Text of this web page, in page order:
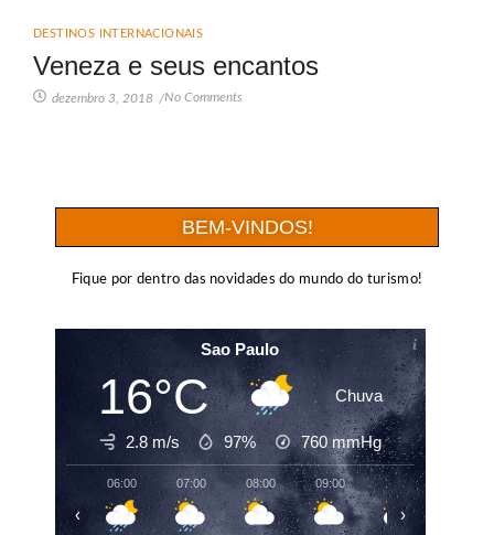
DESTINOS INTERNACIONAIS
Veneza e seus encantos
dezembro 3, 2018 /No Comments
BEM-VINDOS!
Fique por dentro das novidades do mundo do turismo!
Sao Paulo
16°C Chuva
2.8 m/s 97% 760mmHg
06:00 07:00 08:00 09:00 10:00
‹ ›